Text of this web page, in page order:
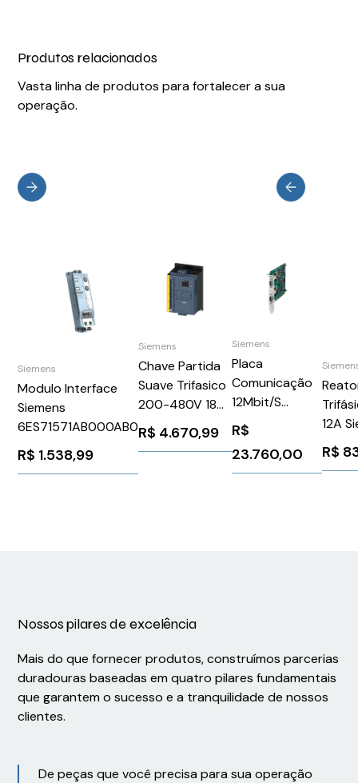
Produtos relacionados
Vasta linha de produtos para fortalecer a sua
operação.
Siemens
Modulo Interface
Siemens
6ES71571AB000AB0
R$ 1.538,99
Siemens
Chave Partida
Suave Trifasico
200-480V 18A
24Vca/Vcc
3RW55143HF04
R$ 4.670,99
Siemens
Placa
Comunicação
12Mbit/S
Profibus Dp
Siemens
6GK15614AA02
R$
23.760,00
12A
R$
Nossos pilares de excelência
Mais do que fornecer produtos, construímos parcerias
duradouras baseadas em quatro pilares fundamentais
que garantem o sucesso e a tranquilidade de nossos
clientes.
De peças que você precisa para sua operação